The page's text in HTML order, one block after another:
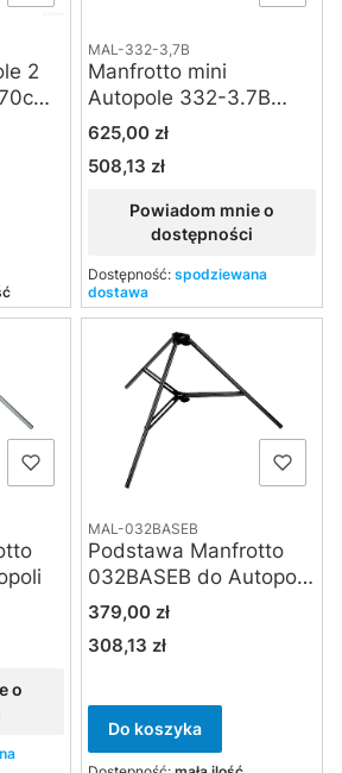
2
MAL-332-3,7B
Manfrotto mini
Autopole 332-3.7B
(210-370cm) czarne
Cena
625,00 zł
Cena
508,13 zł
Powiadom mnie o
dostępności
Dostępność: spodziewana
dostawa
o
MAL-032BASEB
Podstawa Manfrotto
032BASEB do Autopoli
czarna
Cena
379,00 zł
Cena
308,13 zł
Do koszyka